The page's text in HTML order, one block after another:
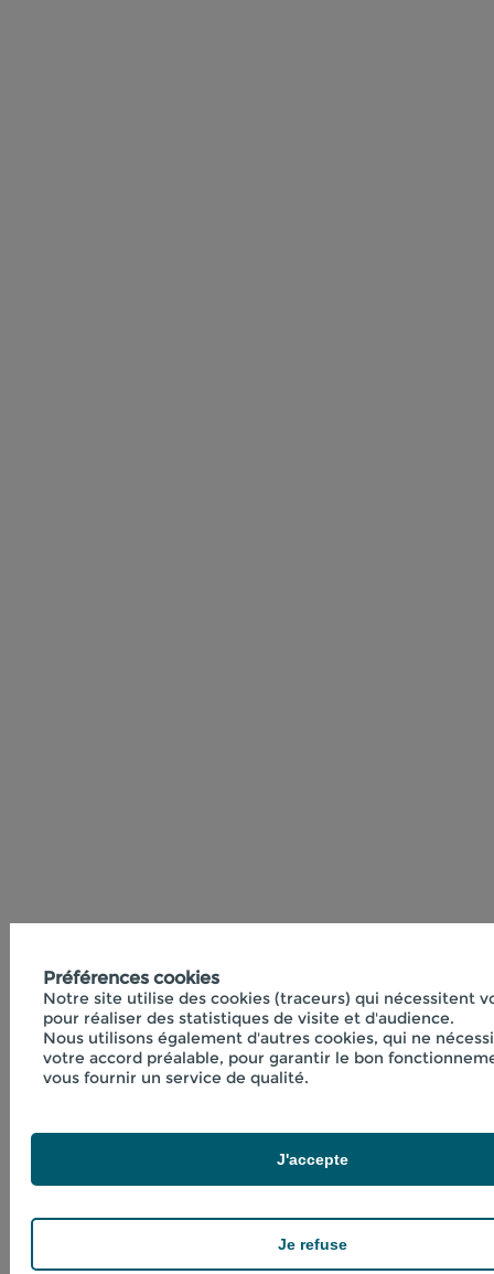
Préférences cookies
Notre site utilise des cookies (traceurs) qui nécessitent
pour réaliser des statistiques de visite et d'audience.
Nous utilisons également d'autres cookies, qui ne
votre accord préalable, pour garantir le bon
vous fournir un service de qualité.
Je refuse
J'accepte